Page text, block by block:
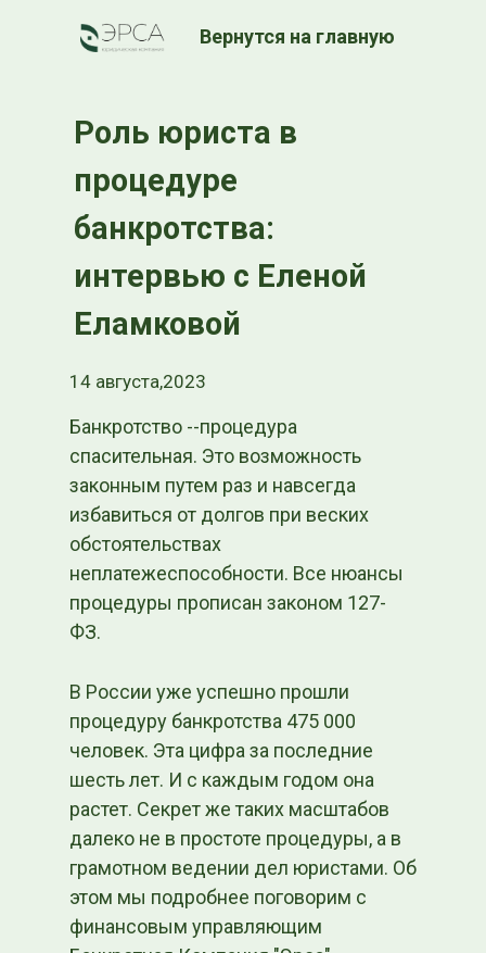
Вернутся на главную
Роль юриста в
процедуре
банкротства:
интервью с Еленой
Еламковой
14 августа,2023
Банкротство --процедура
спасительная. Это возможность
законным путем раз и навсегда
избавиться от долгов при веских
обстоятельствах
неплатежеспособности. Все нюансы
процедуры прописан законом 127-
ФЗ.
В России уже успешно прошли
процедуру банкротства 475 000
человек. Эта цифра за последние
шесть лет. И с каждым годом она
растет. Секрет же таких масштабов
далеко не в простоте процедуры, а в
грамотном ведении дел юристами. Об
этом мы подробнее поговорим с
финансовым управляющим